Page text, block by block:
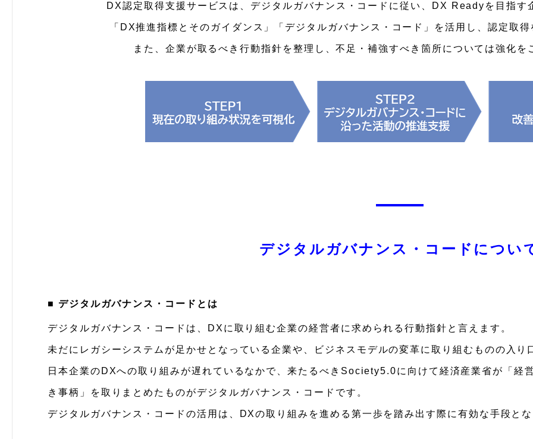
DX認定取得支援サービスは、デジタルガバナンス・コードに従い、DX Readyを目指す
「DX推進指標とそのガイダンス」「デジタルガバナンス・コード」を活用し、認定取
また、企業が取るべき行動指針を整理し、不足・補強すべき箇所については強化
デジタルガバナンス・コードについ
■ デジタルガバナンス・コードとは
デジタルガバナンス・コードは、DXに取り組む企業の経営者に求められる行動指針と言えます。
未だにレガシーシステムが足かせとなっている企業や、ビジネスモデルの変革に取り組むものの入
日本企業のDXへの取り組みが遅れているなかで、来たるべきSociety5.0に向けて経済産業省が「経
き事柄」を取りまとめたものがデジタルガバナンス・コードです。
デジタルガバナンス・コードの活用は、DXの取り組みを進める第一歩を踏み出す際に有効な手段と